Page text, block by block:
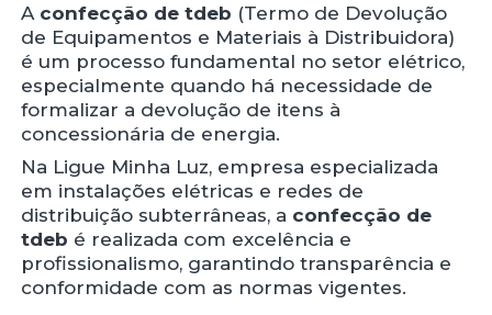
A confecção de tdeb (Termo de Devolução
de Equipamentos e Materiais à Distribuidora)
é um processo fundamental no setor elétrico,
especialmente quando há necessidade de
formalizar a devolução de itens à
concessionária de energia.
Na Ligue Minha Luz, empresa especializada
em instalações elétricas e redes de
distribuição subterrâneas, a confecção de
tdeb é realizada com excelência e
profissionalismo, garantindo transparência e
conformidade com as normas vigentes.